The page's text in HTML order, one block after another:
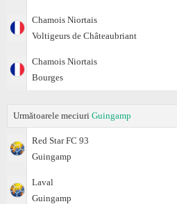
Chamois Niortais
Voltigeurs de Châteaubriant
Chamois Niortais
Bourges
Următoarele meciuri Guingamp
Red Star FC 93
Guingamp
Laval
Guingamp